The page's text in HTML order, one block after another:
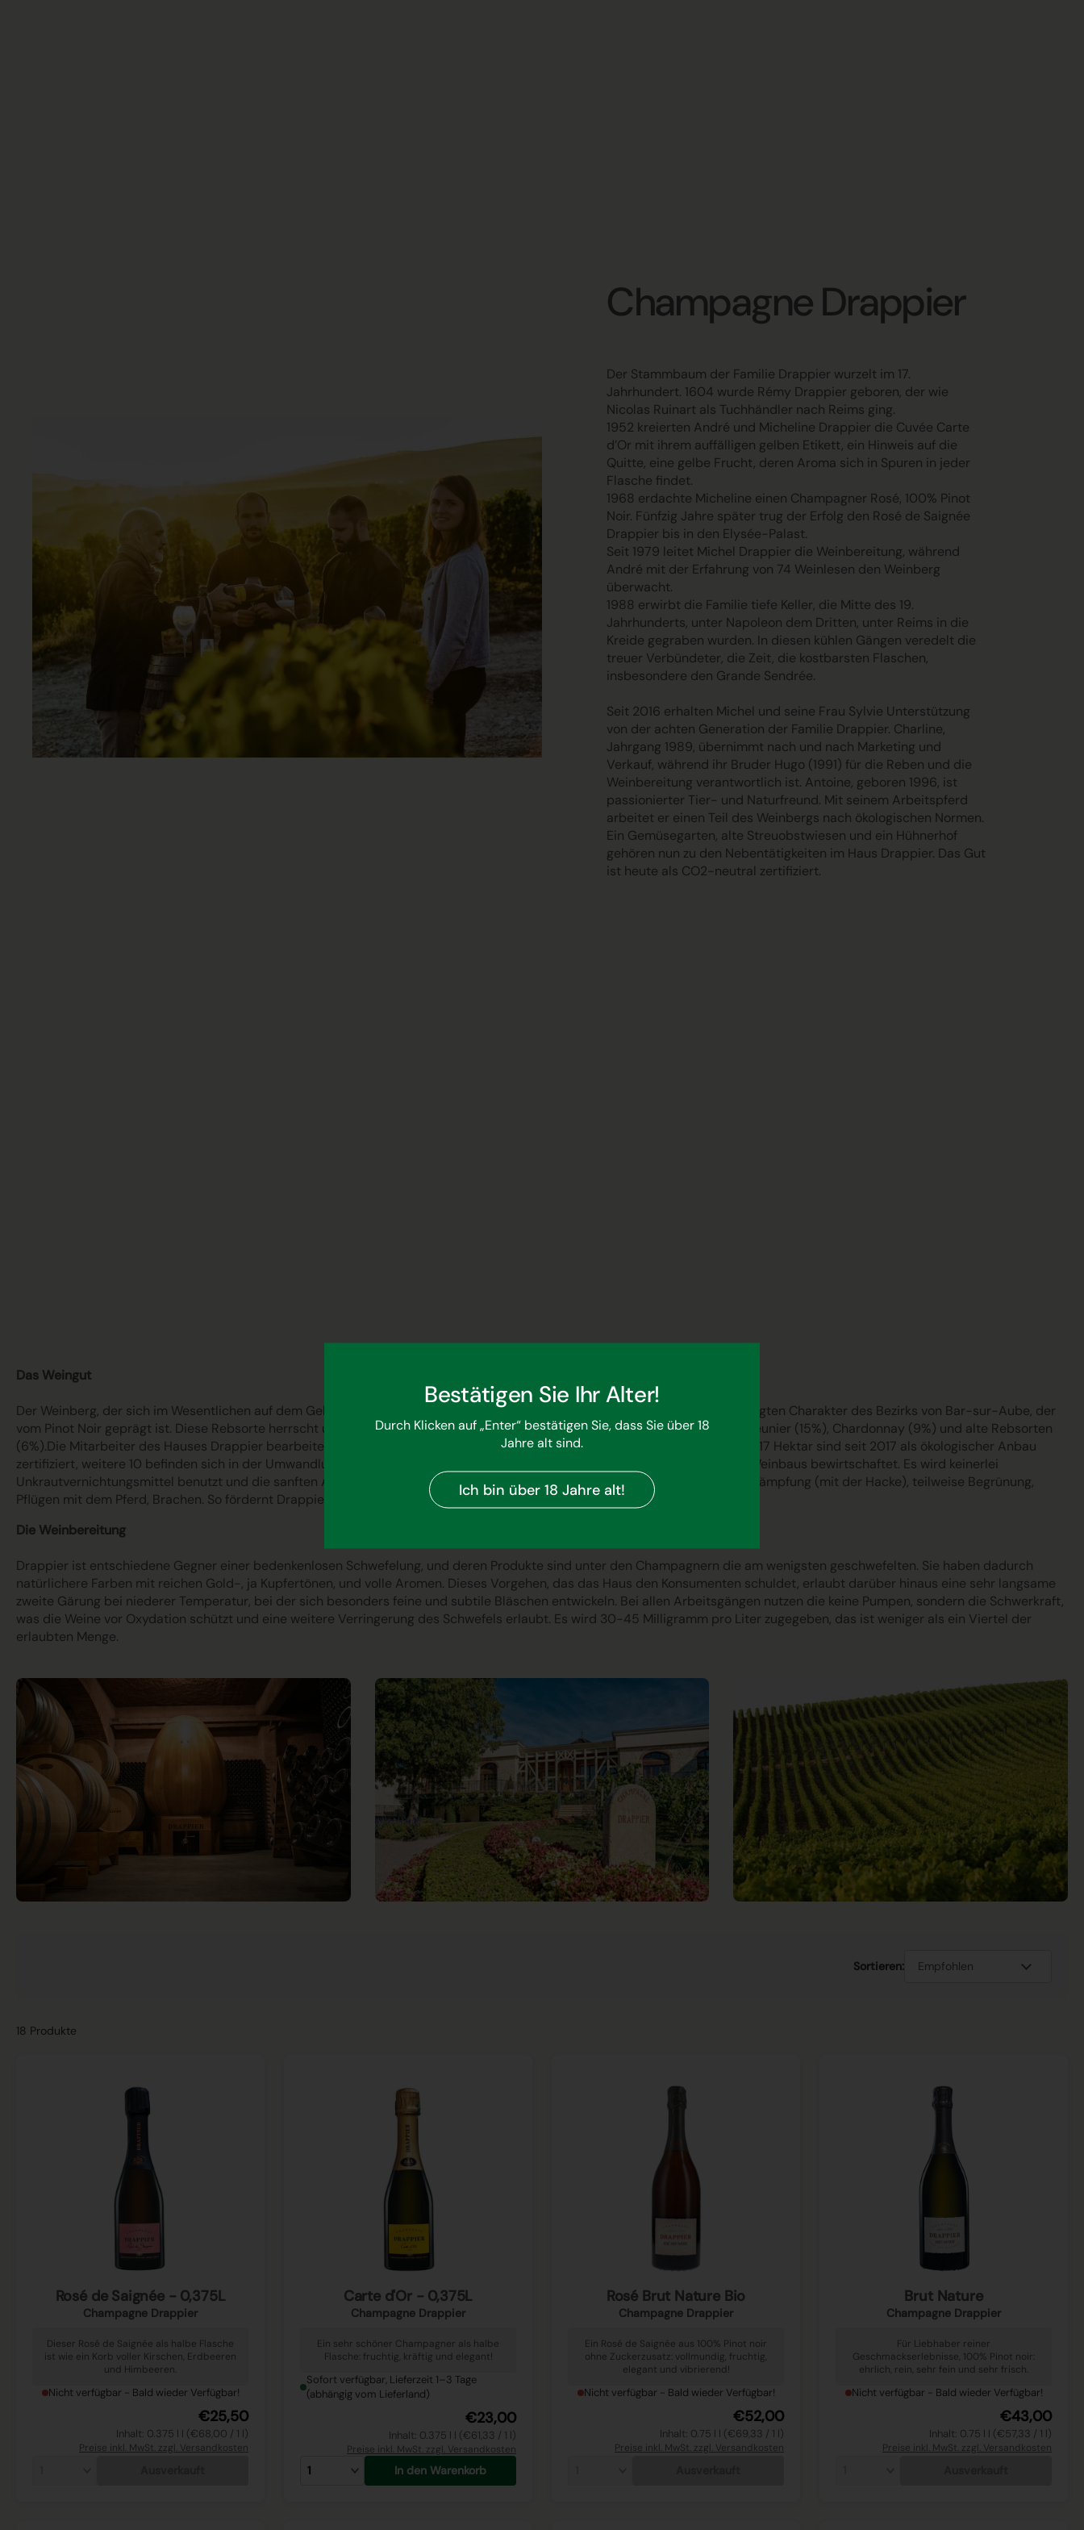
Champagne Drappier
Der Stammbaum der Familie Drappier wurzelt im 17.
Jahrhundert. 1604 wurde Rémy Drappier geboren, der wie
Nicolas Ruinart als Tuchhändler nach Reims ging.
1952 kreierten André und Micheline Drappier die Cuvée Carte
d’Or mit ihrem auffälligen gelben Etikett, ein Hinweis auf die
Quitte, eine gelbe Frucht, deren Aroma sich in Spuren in jeder
Flasche findet.
1968 erdachte Micheline einen Champagner Rosé, 100% Pinot
Noir. Fünfzig Jahre später trug der Erfolg den Rosé de Saignée
Drappier bis in den Elysée-Palast.
Seit 1979 leitet Michel Drappier die Weinbereitung, während
André mit der Erfahrung von 74 Weinlesen den Weinberg
überwacht.
1988 erwirbt die Familie tiefe Keller, die Mitte des 19.
Jahrhunderts, unter Napoleon dem Dritten, unter Reims in die
Kreide gegraben wurden. In diesen kühlen Gängen veredelt die
treuer Verbündeter, die Zeit, die kostbarsten Flaschen,
insbesondere den Grande Sendrée.
Seit 2016 erhalten Michel und seine Frau Sylvie Unterstützung
von der achten Generation der Familie Drappier. Charline,
Jahrgang 1989, übernimmt nach und nach Marketing und
Verkauf, während ihr Bruder Hugo (1991) für die Reben und die
Weinbereitung verantwortlich ist. Antoine, geboren 1996, ist
passionierter Tier- und Naturfreund. Mit seinem Arbeitspferd
arbeitet er einen Teil des Weinbergs nach ökologischen Normen.
Ein Gemüsegarten, alte Streuobstwiesen und ein Hühnerhof
gehören nun zu den Nebentätigkeiten im Haus Drappier. Das Gut
ist heute als CO2-neutral zertifiziert.
Das Weingut
Der Weinberg, der sich im Wesentlichen auf dem Gebiet der Gemeinde Urville, Côte des Bars, befindet, bewahrt den ausgeprägten Charakter des Bezirks von Bar-sur-Aube, der
vom Pinot Noir geprägt ist. Diese Rebsorte herrscht unangefochten, sie macht 70% des Weinbergs aus; dazu kommen Pinot Meunier (15%), Chardonnay (9%) und alte Rebsorten
(6%).Die Mitarbeiter des Hauses Drappier bearbeiten 110 Hektar Rebflächen, von denen 60 Hektar Eigentum des Hauses sind. 17 Hektar sind seit 2017 als ökologischer Anbau
zertifiziert, weitere 10 befinden sich in der Umwandlung. Der Weinberg wird insgesamt nach den Prinzipien des nachhaltigen Weinbaus bewirtschaftet. Es wird keinerlei
Unkrautvernichtungsmittel benutzt und die sanften Anbaumethoden respektieren das Leben der Böden: manuelle Unkrautbekämpfung (mit der Hacke), teilweise Begrünung,
Pflügen mit dem Pferd, Brachen. So fördernt Drappier die Biodiversität und begünstigen gesunde Trauben.
Die Weinbereitung
Drappier ist entschiedene Gegner einer bedenkenlosen Schwefelung, und deren Produkte sind unter den Champagnern die am wenigsten geschwefelten. Sie haben dadurch
natürlichere Farben mit reichen Gold-, ja Kupfertönen, und volle Aromen. Dieses Vorgehen, das das Haus den Konsumenten schuldet, erlaubt darüber hinaus eine sehr langsame
zweite Gärung bei niederer Temperatur, bei der sich besonders feine und subtile Bläschen entwickeln. Bei allen Arbeitsgängen nutzen die keine Pumpen, sondern die Schwerkraft,
was die Weine vor Oxydation schützt und eine weitere Verringerung des Schwefels erlaubt. Es wird 30-45 Milligramm pro Liter zugegeben, das ist weniger als ein Viertel der
erlaubten Menge.
Sortieren:
18 Produkte
Rosé de Saignée - 0,375L
Champagne Drappier
Dieser Rosé de Saignée als halbe Flasche
ist wie ein Korb voller Kirschen, Erdbeeren
und Himbeeren.
Nicht verfügbar - Bald wieder Verfügbar!
€25,50
Inhalt: 0.375 l l (€68,00 / 1 l)
Preise inkl. MwSt. zzgl. Versandkosten
Carte d'Or - 0,375L
Champagne Drappier
Ein sehr schöner Champagner als halbe
Flasche: fruchtig, kräftig und elegant!
Sofort verfügbar, Lieferzeit 1–3 Tage
(abhängig vom Lieferland)
€23,00
Inhalt: 0.375 l l (€61,33 / 1 l)
Preise inkl. MwSt. zzgl. Versandkosten
In den Warenkorb
Rosé Brut Nature Bio
Champagne Drappier
Ein Rosé de Saignée aus 100% Pinot noir
ohne Zuckerzusatz: vollmundig, fruchtig,
elegant und vibrierend!
Nicht verfügbar - Bald wieder Verfügbar!
€52,00
Inhalt: 0.75 l l (€69,33 / 1 l)
Preise inkl. MwSt. zzgl. Versandkosten
Brut Nature
Champagne Drappier
Für Liebhaber reiner
Geschmackserlebnisse, 100% Pinot noir:
ehrlich, rein, sehr fein und sehr frisch.
Nicht verfügbar - Bald wieder Verfügbar!
€43,00
Inhalt: 0.75 l l (€57,33 / 1 l)
Preise inkl. MwSt. zzgl. Versandkosten
Bestätigen Sie Ihr Alter!
Durch Klicken auf „Enter“ bestätigen Sie, dass Sie über 18
Jahre alt sind.
Ich bin über 18 Jahre alt!